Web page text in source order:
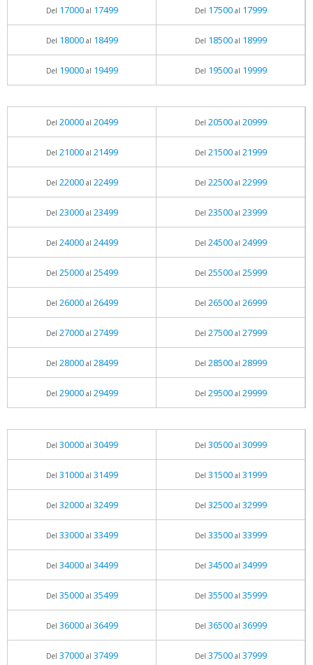
Del 17000al 17499 Del 17500al 17999
Del 18000al 18499 Del 18500al 18999
Del 19000al 19499 Del 19500al 19999
Del 20000al 20499 Del 20500al 20999
Del 21000al 21499 Del 21500al 21999
Del 22000al 22499 Del 22500al 22999
Del 23000al 23499 Del 23500al 23999
Del 24000al 24499 Del 24500al 24999
Del 25000al 25499 Del 25500al 25999
Del 26000al 26499 Del 26500al 26999
Del 27000al 27499 Del 27500al 27999
Del 28000al 28499 Del 28500al 28999
Del 29000al 29499 Del 29500al 29999
Del 30000al 30499 Del 30500al 30999
Del 31000al 31499 Del 31500al 31999
Del 32000al 32499 Del 32500al 32999
Del 33000al 33499 Del 33500al 33999
Del 34000al 34499 Del 34500al 34999
Del 35000al 35499 Del 35500al 35999
Del 36000al 36499 Del 36500al 36999
Del 37000al 37499 Del 37500al 37999